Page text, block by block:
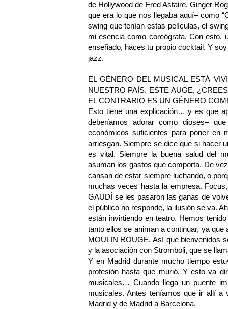
de Hollywood de Fred Astaire, Ginger
que era lo que nos llegaba aquí– como
swing que tenían estas películas, el
mi esencia como coreógrafa. Con esto,
enseñado, haces tu propio cocktail. Y
jazz.
EL GÉNERO DEL MUSICAL ESTÁ
NUESTRO PAÍS. ESTE AUGE,
EL CONTRARIO ES UN GÉNERO
Esto tiene una explicación… y es que
deberíamos adorar como dioses–
económicos suficientes para poner en
arriesgan. Siempre se dice que si hacer
es vital. Siempre la buena salud del
asuman los gastos que comporta. De
cansan de estar siempre luchando, o
muchas veces hasta la empresa.
GAUDÍ se les pasaron las ganas de
el público no responde, la ilusión se va.
están invirtiendo en teatro. Hemos
tanto ellos se animan a continuar, ya
MOULIN ROUGE. Así que bienvenidos
y la asociación con Stromboli, que se
Y en Madrid durante mucho tiempo
profesión hasta que murió. Y esto va
musicales… Cuando llega un puente
musicales. Antes teníamos que ir allí a
Madrid y de Madrid a Barcelona.